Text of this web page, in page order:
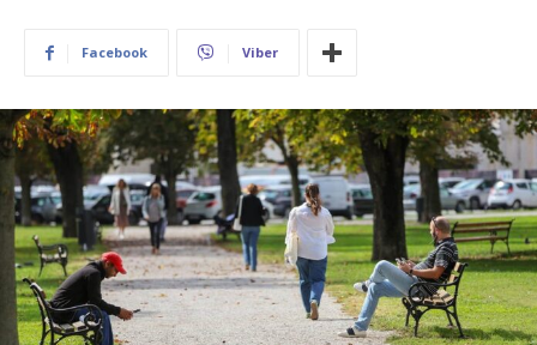
Facebook Viber